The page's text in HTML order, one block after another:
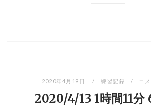
2020年4月19日 練習記録 コ
2020/4/13 1時間11分